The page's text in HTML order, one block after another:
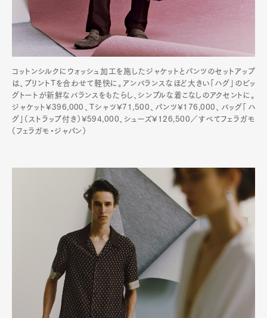
コットンシルクにウォッシュ加工を施したジャケットとパンツのセットアップ
は、プリントTを合わせて軽快に。アンバランスなほど大きい「ハグ」のビッ
グトートが新鮮なバランスをもたらし、シンプルな着こなしのアクセントに。
ジャケット¥396,000、Tシャツ¥71,500、パンツ¥176,000、バッグ「ハ
グ」（ストラップ付き）¥594,000、シューズ¥126,500／すべてフェラガモ
（フェラガモ・ジャパン）